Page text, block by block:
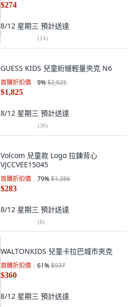
$274
8/12 星期三 預計送達
(14)
GUESS KIDS 兒童絎縫輕量夾克 N6
首購折扣價 9%$2,025
$1,825
8/12 星期三 預計送達
(36)
Volcom 兒童款 Logo 拉鍊背心
VJCCVEE15045
首購折扣價 79%$1,386
$283
8/12 星期三 預計送達
(8)
WALTONKIDS 兒童卡拉巴城市夾克
首購折扣價 61%$937
$360
8/12 星期三 預計送達